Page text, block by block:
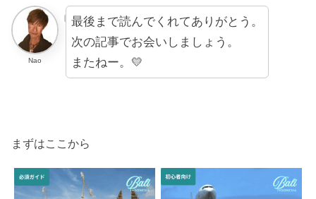
Nao
最後まで読んでくれてありがとう。
次の記事でお会いしましょう。
またねー。💛
まずはここから